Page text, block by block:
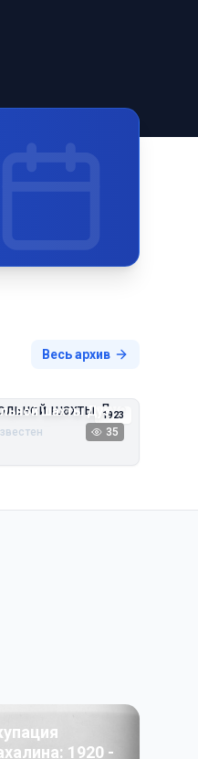
Весь архив
1923
шахты Дуэ
35
1920 -